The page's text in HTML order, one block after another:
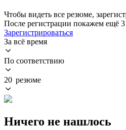
Чтобы видеть все резюме,
После регистрации покажем ещё
Зарегистрироваться
За всё время
По соответствию
20 резюме
Ничего не нашлось